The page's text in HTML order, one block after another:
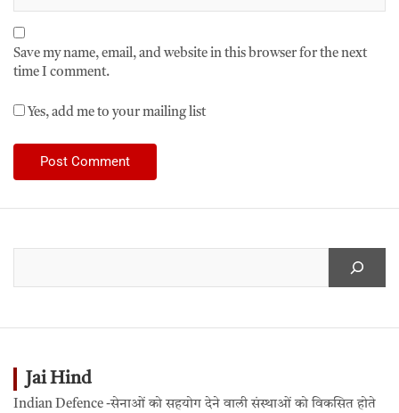
Save my name, email, and website in this browser for the next
time I comment.
Yes, add me to your mailing list
Jai Hind
Indian Defence -सेनाओं को सहयोग देने वाली संस्थाओं को विकसित होते